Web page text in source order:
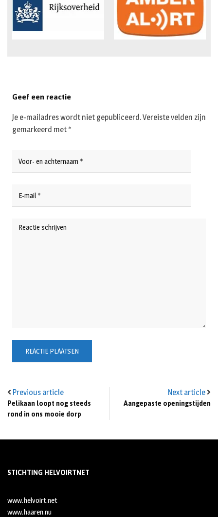
Previous article
Pelikaan loopt nog steeds
rond in ons mooie dorp
Next article
Aangepaste openingstijden
Geef een reactie
Je e-mailadres wordt niet gepubliceerd.Vereiste velden zijn
gemarkeerd met *
STICHTING HELVOIRTNET
www.helvoirt.net
www.haaren.nu